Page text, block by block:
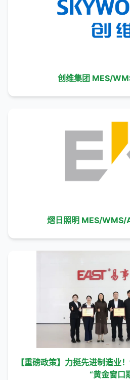
创维集团 MES/
熠日照明 MES/WMS/
【重磅政策】力挺先进制造业
“黄金窗口